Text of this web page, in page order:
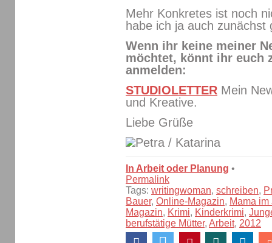
Mehr Konkretes ist noch
habe ich ja auch
Wenn ihr keine meiner
möchtet, könnt ihr euch
anmelden:
STUDIOLETTER Mein
und Kreative.
Liebe Grüße
/ Katarina
In Arbeit oder Planung •
Permalink
Tags: writingwoman, schreiben,
Bauer, Online-Magazin, Mama im
Magazin, Krimi, Kinderkrimi,
berufstätige Mütter, Arbeit, 2012